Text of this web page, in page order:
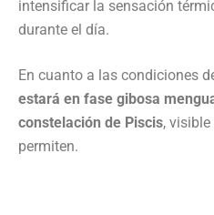
intensificar la sensación
durante el día.
En cuanto a las condiciones
estará en fase gibosa
constelación de Piscis,
permiten.